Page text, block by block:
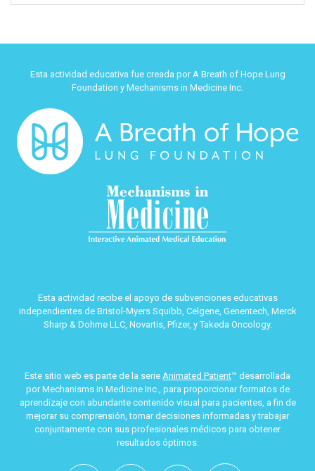
Esta actividad educativa fue creada por A Breath of Hope Lung
Foundation y Mechanisms in Medicine Inc.
Esta actividad recibe el apoyo de subvenciones educativas
independientes de Bristol-Myers Squibb, Celgene, Genentech, Merck
Sharp & Dohme LLC, Novartis, Pfizer, y Takeda Oncology.
Este sitio web es parte de la serie Animated Patient™ desarrollada
por Mechanisms in Medicine Inc., para proporcionar formatos de
aprendizaje con abundante contenido visual para pacientes, a fin de
mejorar su comprensión, tomar decisiones informadas y trabajar
conjuntamente con sus profesionales médicos para obtener
resultados óptimos.